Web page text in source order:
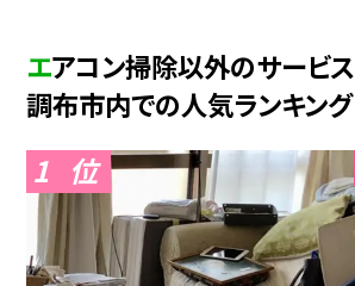
エアコン掃除以外のサービス
調布市内での人気ランキング
1